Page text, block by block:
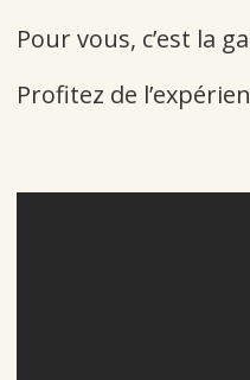
Pour vous, c’est la
Profitez de